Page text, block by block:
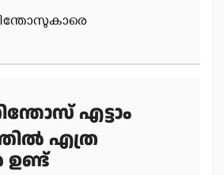
എട്ടാം
എത്ര
ഉണ്ട്